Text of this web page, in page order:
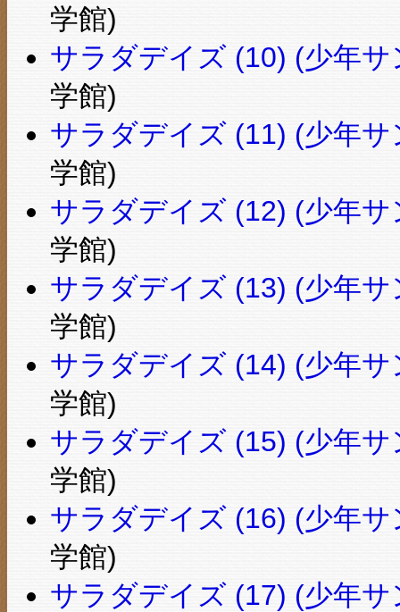
学館)
サラダデイズ (10) (少年
学館)
サラダデイズ (11) (少年
学館)
サラダデイズ (12) (少年
学館)
サラダデイズ (13) (少年
学館)
サラダデイズ (14) (少年
学館)
サラダデイズ (15) (少年
学館)
サラダデイズ (16) (少年
学館)
サラダデイズ (17) (少年